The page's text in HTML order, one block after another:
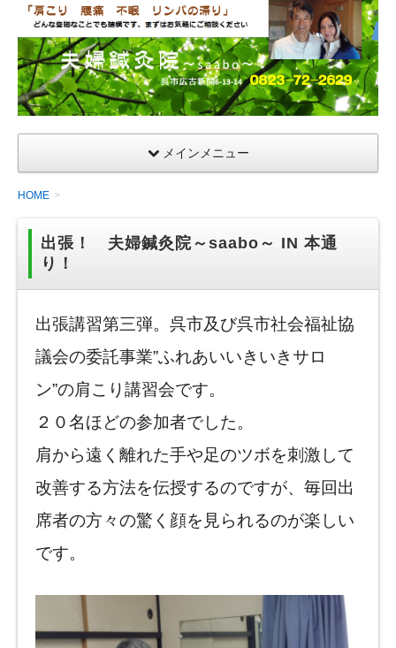
夫
婦
鍼
灸
院
メインメニュー
HOME
出張！ 夫婦鍼灸院～saabo～ IN 本通
り！
出張講習第三弾。呉市及び呉市社会福祉協
議会の委託事業”ふれあいいきいきサロ
ン”の肩こり講習会です。
２０名ほどの参加者でした。
肩から遠く離れた手や足のツボを刺激して
改善する方法を伝授するのですが、毎回出
席者の方々の驚く顔を見られるのが楽しい
です。